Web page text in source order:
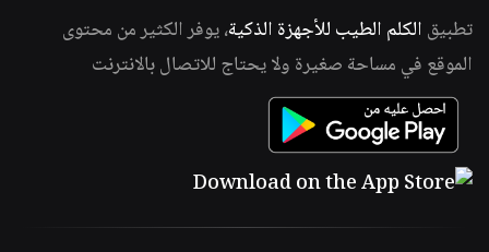
تطبيق الكلم الطيب للأجهزة الذكية، يوفر الكثير من محتوى
الموقع في مساحة صغيرة ولا يحتاج للاتصال بالانترنت